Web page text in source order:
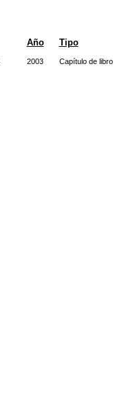
Año Tipo
2003 Capítulo de libro